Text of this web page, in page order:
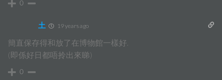
0
土 19 years ago
簡直保存得和放了在博物館一樣好.
(即係好日都唔拎出來睇)
0